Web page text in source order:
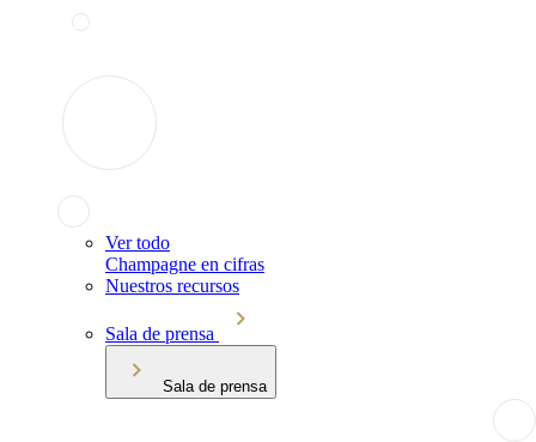
Ver todo
Champagne en cifras
Nuestros recursos
Sala de prensa
Sala de prensa